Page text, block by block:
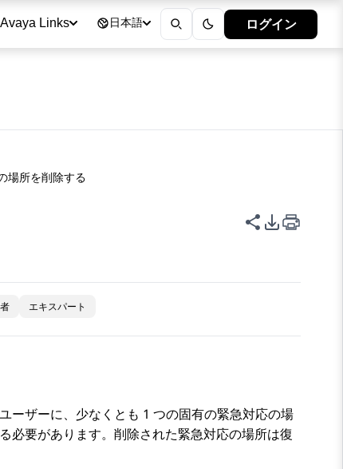
Avaya Links 日本語 ログイン
場所を削除する
このページ
PDFエク
エキスパート
ーザーに、少なくとも 1 つの固有の緊急対応の場
必要があります。削除された緊急対応の場所は復